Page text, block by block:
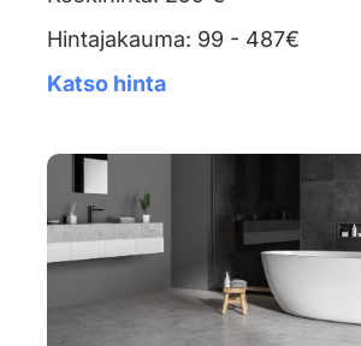
Hintajakauma: 99 - 487€
Katso hinta